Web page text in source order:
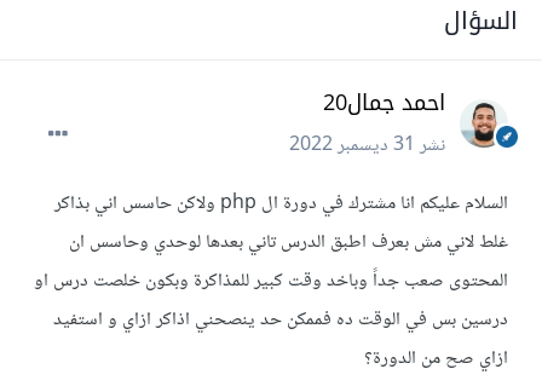
السؤال
احمد جمال20
نشر31 ديسمبر 2022
السلام عليكم انا مشترك في دورة ال php ولاكن حاسس اني بذاكر
غلط لاني مش بعرف اطبق الدرس تاني بعدها لوحدي وحاسس ان
المحتوى صعب جداً وباخد وقت كبير للمذاكرة وبكون خلصت درس او
درسين بس في الوقت ده فممكن حد ينصحني اذاكر ازاي و استفيد
ازاي صح من الدورة؟